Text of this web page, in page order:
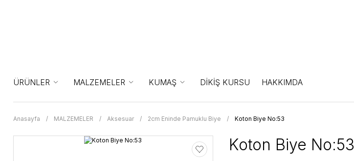
ÜRÜNLER MALZEMELER KUMAŞ DİKİŞ KURSU HAKKIMDA
Anasayfa MALZEMELER Aksesuar 2cm Eninde Pamuklu Biye Koton Biye No:53
Koton Biye No:53